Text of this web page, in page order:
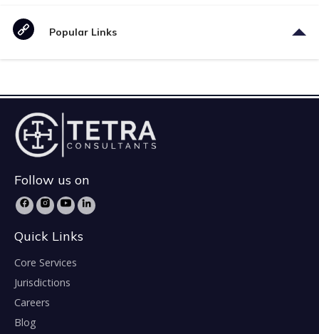
Popular Links
Follow us on
Quick Links
Core Services
Jurisdictions
Careers
Blog